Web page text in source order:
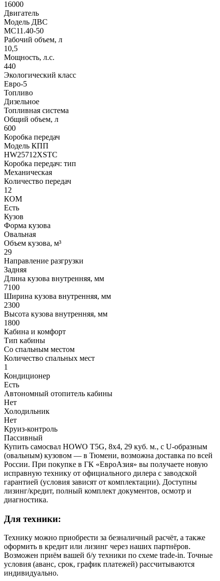
16000
Двигатель
Модель ДВС
MC11.40-50
Рабочий объем, л
10,5
Мощность, л.с.
440
Экологический класс
Евро-5
Топливо
Дизельное
Топливная система
Общий объем, л
600
Коробка передач
Модель КПП
HW25712XSTC
Коробка передач: тип
Механическая
Количество передач
12
КОМ
Есть
Кузов
Форма кузова
Овальная
Объем кузова, м³
29
Направление разгрузки
Задняя
Длина кузова внутренняя, мм
7100
Ширина кузова внутренняя, мм
2300
Высота кузова внутренняя, мм
1800
Кабина и комфорт
Тип кабины
Со спальным местом
Количество спальных мест
1
Кондиционер
Есть
Автономный отопитель кабины
Нет
Холодильник
Нет
Круиз-контроль
Пассивный
Купить самосвал HOWO T5G, 8x4, 29 куб. м., с U-образным
(овальным) кузовом — в Тюмени, возможна доставка по всей
России. При покупке в ГК «ЕвроАзия» вы получаете новую
исправную технику от официального дилера с заводской
гарантией (условия зависят от комплектации). Доступны
лизинг/кредит, полный комплект документов, осмотр и
диагностика.
Для техники:
Технику можно приобрести за безналичный расчёт, а также
оформить в кредит или лизинг через наших партнёров.
Возможен приём вашей б/у техники по схеме trade-in. Точные
условия (аванс, срок, график платежей) рассчитываются
индивидуально.